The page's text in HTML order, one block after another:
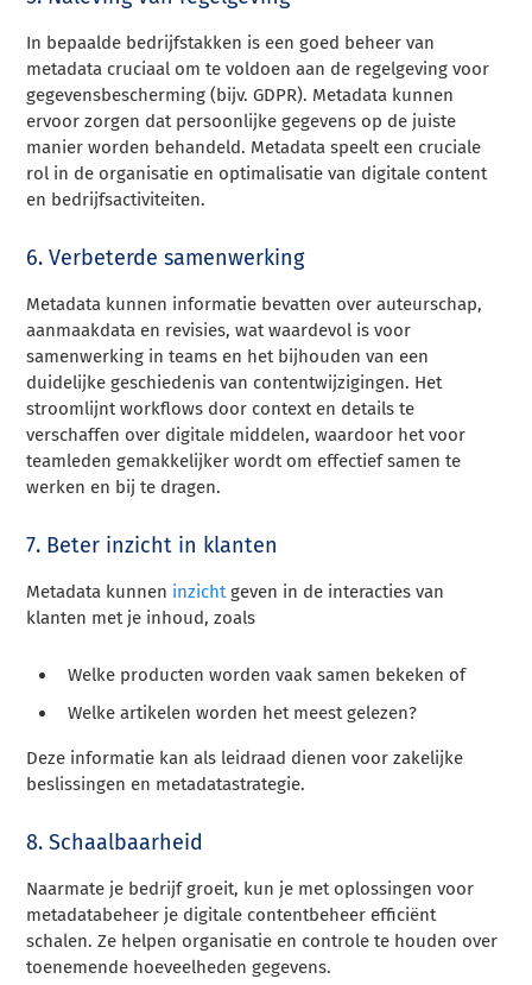
In bepaalde bedrijfstakken is een goed beheer van
metadata cruciaal om te voldoen aan de regelgeving voor
gegevensbescherming (bijv. GDPR). Metadata kunnen
ervoor zorgen dat persoonlijke gegevens op de juiste
manier worden behandeld. Metadata speelt een cruciale
rol in de organisatie en optimalisatie van digitale content
en bedrijfsactiviteiten.
6. Verbeterde samenwerking
Metadata kunnen informatie bevatten over auteurschap,
aanmaakdata en revisies, wat waardevol is voor
samenwerking in teams en het bijhouden van een
duidelijke geschiedenis van contentwijzigingen. Het
stroomlijnt workflows door context en details te
verschaffen over digitale middelen, waardoor het voor
teamleden gemakkelijker wordt om effectief samen te
werken en bij te dragen.
7. Beter inzicht in klanten
Metadata kunnen inzichtgeven in de interacties van
klanten met je inhoud, zoals
Welke producten worden vaak samen bekeken of
Welke artikelen worden het meest gelezen?
Deze informatie kan als leidraad dienen voor zakelijke
beslissingen en metadatastrategie.
8. Schaalbaarheid
Naarmate je bedrijf groeit, kun je met oplossingen voor
metadatabeheer je digitale contentbeheer efficiënt
schalen. Ze helpen organisatie en controle te houden over
toenemende hoeveelheden gegevens.